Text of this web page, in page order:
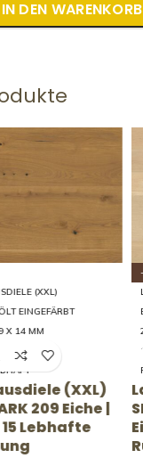
IN DEN WARENKORB
(XXL)
Eiche |
B-PROTECT
2800 × 260
Eiche |